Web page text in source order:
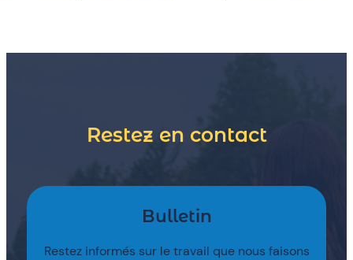
Restez en contact
Bulletin
Restez informés sur le travail que nous faisons